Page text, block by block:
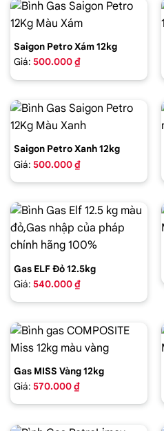
Saigon Petro Xám 12kg
Giá: 500.000 ₫
Saigon Petro Xanh 12kg
Giá: 500.000 ₫
Gas ELF Đỏ 12.5kg
Giá: 540.000 ₫
Gas MISS Vàng 12kg
Giá: 570.000 ₫